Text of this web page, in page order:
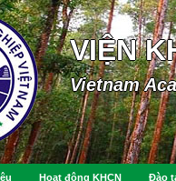
VIỆN
Vietnam
Hoạt động KHCN Đào